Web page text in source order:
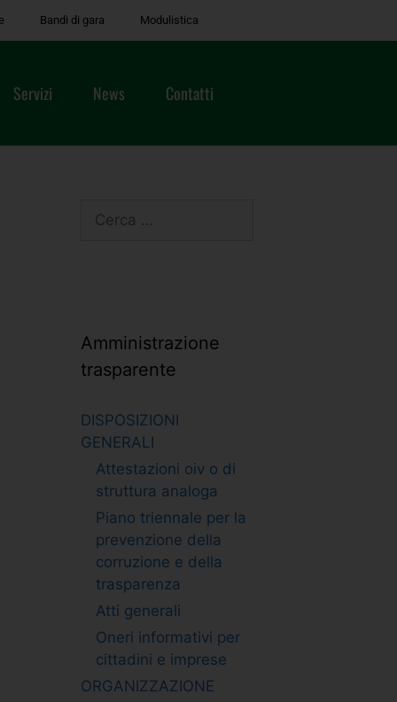
Bandi di gara Modulistica
Servizi News Contatti
Amministrazione
trasparente
DISPOSIZIONI
GENERALI
Attestazioni oiv o di
struttura analoga
Piano triennale per la
prevenzione della
corruzione e della
trasparenza
Atti generali
Oneri informativi per
cittadini e imprese
ORGANIZZAZIONE